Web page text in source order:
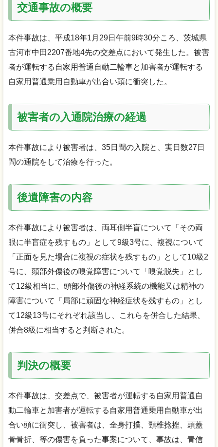
交通事故の概要
本件事故は、平成18年1月29日午前9時30分ころ、茨城県
古河市中田2207番地4先の交差点において発生した。被害
者が運転する自家用普通自動二輪車と加害者が運転する
自家用普通乗用自動車が出合い頭に衝突した。
被害者の入通院治療の経過
本件事故により被害者は、35日間の入院と、実日数27日
間の通院をして治療を行った。
後遺障害の内容
本件事故により被害者は、両耳側半盲について「その両
眼に半盲症を残すもの」として9級3号に、複視について
「正面を見た場合に複視の症状を残すもの」として10級2
号に、頭部外傷後の嗅覚障害について「嗅覚脱失」とし
て12級相当に、頭部外傷後の神経系統の機能又は精神の
障害について「局部に頑固な神経症状を残すもの」とし
て12級13号にそれぞれ該当し、これらを併合した結果、
併合8級に相当すると判断された。
判決の概要
本件事故は、交差点で、被害者が運転する自家用普通自
動二輪車と加害者が運転する自家用普通乗用自動車が出
合い頭に衝突し、被害者は、全身打撲、頸椎捻挫、頭蓋
骨骨折、等の傷害を負った事案について、事故は、青信